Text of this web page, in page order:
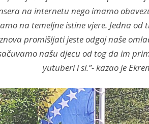
na internetu nego imamo
na temeljne istine vjere. Jedna
promišljati jeste odgoj naše
našu djecu od tog da im
yutuberi i sl.”- kazao je